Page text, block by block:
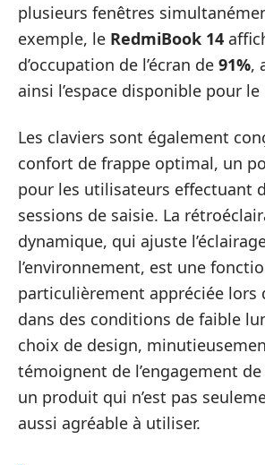
plusieurs fenêtres
exemple, le RedmiBook 14
d’occupation de l’écran de 91%,
ainsi l’espace disponible pour
Les claviers sont également
confort de frappe optimal, un
pour les utilisateurs effectuant
sessions de saisie. La
dynamique, qui ajuste
l’environnement, est une
particulièrement appréciée lors
dans des conditions de faible
choix de design,
témoignent de l’engagement
un produit qui n’est pas
aussi agréable à utiliser.